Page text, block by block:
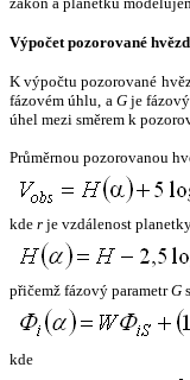
Výpočet pozorované
K výpočtu pozorované
fázovém úhlu, a Gje fázový
úhel mezi směrem k
Průměrnou pozorovanou
kde r je vzdálenost
přičemž fázový parametrG
kde